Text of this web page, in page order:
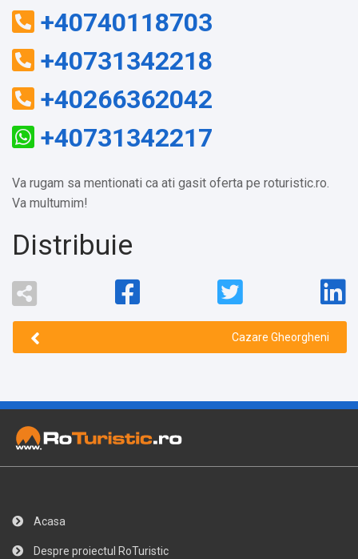
+40740118703
+40731342218
+40266362042
+40731342217
Va rugam sa mentionati ca ati gasit oferta pe roturistic.ro.
Va multumim!
Distribuie
Cazare Gheorgheni
Acasa
Despre proiectul RoTuristic